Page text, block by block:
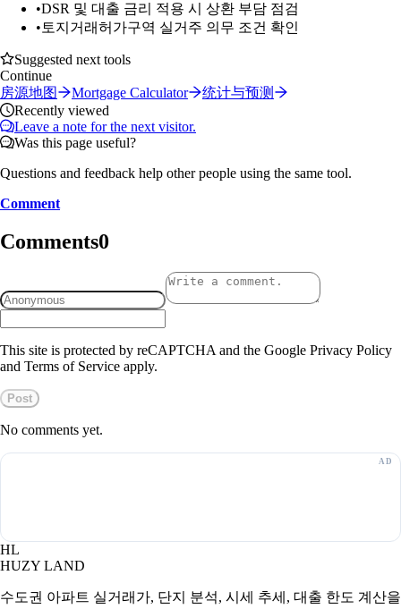
•DSR 및 대출 금리 적용 시 상환 부담 점검
• 토지거래허가구역 실거주 의무 조건 확인
Suggested next tools
Continue
房源地图
Mortgage Calculator
统计与预测
Recently viewed
Leave a note for the next visitor.
Was this page useful?
Questions and feedback help other people using the same tool.
Comment
Comments0
This site is protected by reCAPTCHA and the Google Privacy Policy
and Terms of Service apply.
Post
No comments yet.
HL
HUZY LAND
수도권 아파트 실거래가, 단지 분석, 시세 추세, 대출 한도 계산을